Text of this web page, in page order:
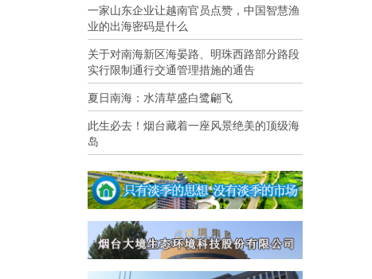
一家山东企业让越南官员点赞，中国智慧渔
业的出海密码是什么
关于对南海新区海晏路、明珠西路部分路段
实行限制通行交通管理措施的通告
夏日南海：水清草盛白鹭翩飞
此生必去！烟台藏着一座风景绝美的顶级海
岛